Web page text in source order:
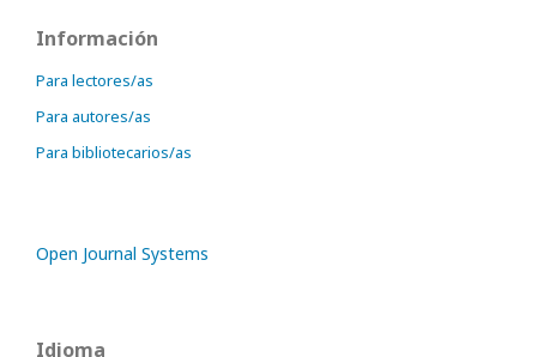
Información
Para lectores/as
Para autores/as
Para bibliotecarios/as
Open Journal Systems
Idioma